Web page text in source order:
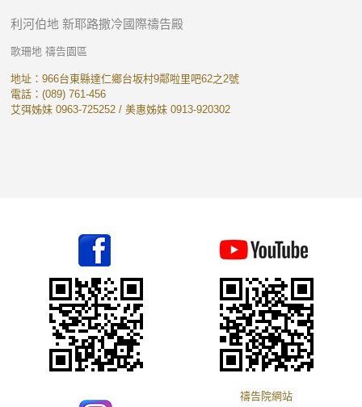
利河伯地 新耶路撒冷國際禱告殿
歌珊地 禱告園區
地址：966台東縣達仁鄉台坂村9鄰啦里吧62之2號
電話：(089) 761-456
艾弭姊妹 0963-725252 / 美惠姊妹 0913-920302
禱告院網站